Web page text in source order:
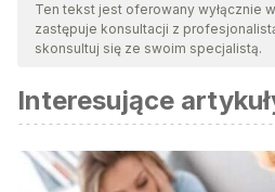
Ten tekst jest oferowany wyłącznie
zastępuje konsultacji z
skonsultuj się ze swoim specjalistą.
Interesujące